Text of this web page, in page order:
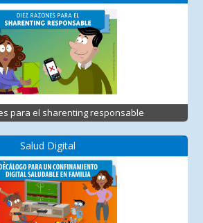
para el sharenting responsable
Salud Digital